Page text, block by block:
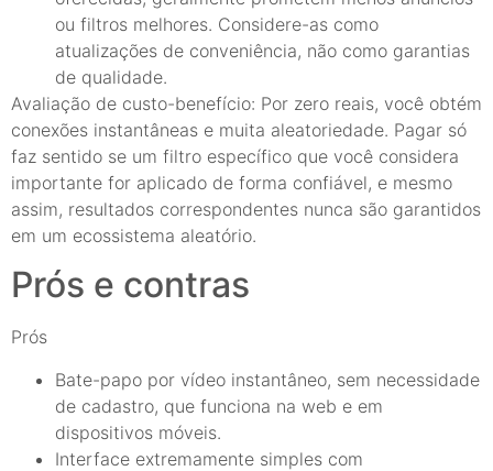
ou filtros melhores. Considere-as como
atualizações de conveniência, não como garantias
de qualidade.
Avaliação de custo-benefício: Por zero reais, você obtém
conexões instantâneas e muita aleatoriedade. Pagar só
faz sentido se um filtro específico que você considera
importante for aplicado de forma confiável, e mesmo
assim, resultados correspondentes nunca são garantidos
em um ecossistema aleatório.
Prós e contras
Prós
Bate-papo por vídeo instantâneo, sem necessidade
de cadastro, que funciona na web e em
dispositivos móveis.
Interface extremamente simples com